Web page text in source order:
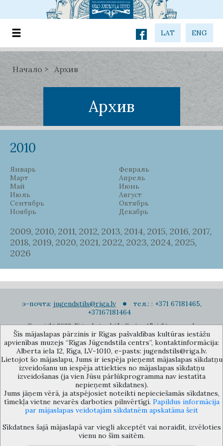
LAT ENG
Начало Архив
Архив
2010
Январь
Февраль
Март
Апрель
Май
Июнь
Июль
Август
Сентябрь
Октябрь
Ноябрь
Декабрь
2009, 2010, 2011, 2012, 2013, 2014, 2015, 2016, 2017,
2018, 2019, 2020, 2021, 2022, 2023, 2024, 2025,
2026
э-почта: jugendstils@riga.lv
тел.: : +371 67181465,
+37167181464
Copyright 2022. Rigas Jugendstila Centrs. All right reserved.
Подписаться на новости
Музей объединения культурных учереждений Рижского
самоуправления «Рижский центр югендстиля», улица Альберта 12,
Рига, LV 1010, Латвия (дверной код: 12), jugendstils@riga.lv
Šīs mājaslapas pārzinis ir Rīgas pašvaldības kultūras iestāžu
apvienības muzejs “Rīgas Jūgendstila centrs”, kontaktinformācija:
Alberta iela 12, Rīga, LV-1010, e-pasts: jugendstils@riga.lv.
Lietojot šo mājaslapu, Jums ir iespēja pieņemt mājaslapas sīkdatņu
izveidošanu un iespēja attiekties no mājaslapas sīkdatņu
izveidošanas (ja vien Jūsu pārlūkprogramma nav iestatīta
nepieņemt sīkdatnes).
Jums jāņem vērā, ja atspējosiet noteikti nepieciešamās sīkdatnes,
tīmekļa vietne nevarēs darboties pilnvērtīgi. Papildus informācija
par mājaslapas veidotajām sīkdatnēm apskatāma šeit
Sīkdatnes šajā mājaslapā var viegli akceptēt vai noraidīt, izvēloties
vienu no šīm saitēm.